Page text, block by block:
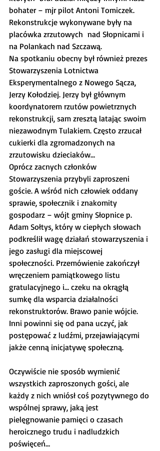
bohater – mjr pilot Antoni Tomiczek.
Rekonstrukcje wykonywane były na
placówka zrzutowych  nad Słopnicami i
na Polankach nad Szczawą.
Na spotkaniu obecny był również prezes
Stowarzyszenia Lotnictwa
Eksperymentalnego z Nowego Sącza,
Jerzy Kołodziej. Jerzy był głównym
koordynatorem rzutów powietrznych
rekonstrukcji, sam zresztą latając swoim
niezawodnym Tulakiem. Często zrzucał
cukierki dla zgromadzonych na
zrzutowisku dzieciaków…
Oprócz zacnych członków
Stowarzyszenia przybyli zaproszeni
goście. A wśród nich człowiek oddany
sprawie, społecznik i znakomity
gospodarz – wójt gminy Słopnice p.
Adam Sołtys, który w ciepłych słowach
podkreślił wagę działań stowarzyszenia i
jego zasługi dla miejscowej
społeczności. Przemówienie zakończył
wręczeniem pamiątkowego listu
gratulacyjnego i… czeku na okrągłą
sumkę dla wsparcia działalności
rekonstruktorów. Brawo panie wójcie.
Inni powinni się od pana uczyć, jak
postępować z ludźmi, przejawiającymi
jakże cenną inicjatywę społeczną.
Oczywiście nie sposób wymienić
wszystkich zaproszonych gości, ale
każdy z nich wniósł coś pozytywnego do
wspólnej sprawy, jaką jest
pielęgnowanie pamięci o czasach
heroicznego trudu i nadludzkich
poświęceń…